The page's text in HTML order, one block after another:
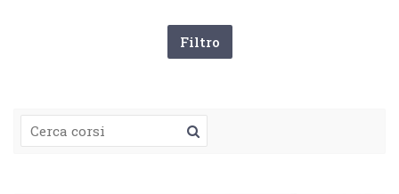
Navigazione